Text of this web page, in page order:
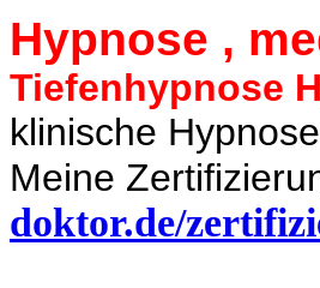
Hypnose ,
Tiefenhypnose
klinische Hypnose
Meine
doktor.de/